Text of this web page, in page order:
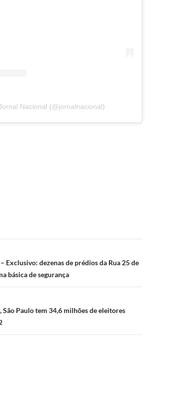
Nacional (@jornalnacional)
dezenas de prédios da Rua 25 de
básica de segurança
Paulo tem 34,6 milhões de eleitores